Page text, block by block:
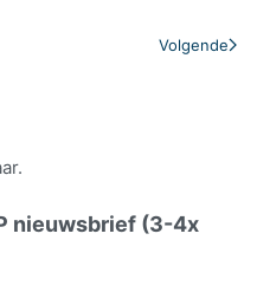
Volgende
nieuwsbrief (3-4x